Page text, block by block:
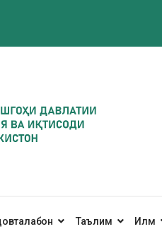
Таълим Илм